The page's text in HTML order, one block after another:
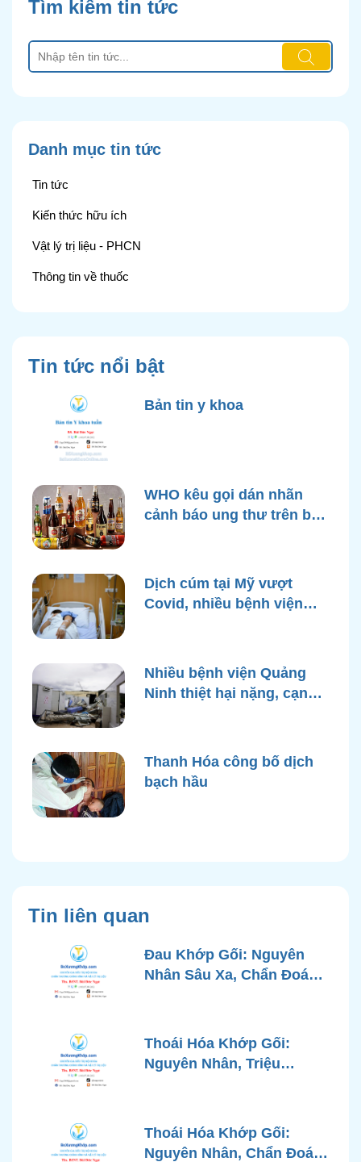
Tìm kiếm tin tức
Danh mục tin tức
Tin tức
Kiến thức hữu ích
Vật lý trị liệu - PHCN
Thông tin về thuốc
Tin tức nổi bật
Bản tin y khoa
WHO kêu gọi dán nhãn
cảnh báo ung thư trên bao
Dịch cúm tại Mỹ vượt
Covid, nhiều bệnh viện
Nhiều bệnh viện Quảng
Ninh thiệt hại nặng, cạn
Thanh Hóa công bố dịch
bạch hầu
Tin liên quan
Đau Khớp Gối: Nguyên
Nhân Sâu Xa, Chẩn Đoán
Góc Nhìn Bác Sĩ Xương
Khớp
Thoái Hóa Khớp Gối:
Nguyên Nhân, Triệu
Chuẩn Y Khoa
Thoái Hóa Khớp Gối:
Nguyên Nhân, Chẩn Đoán